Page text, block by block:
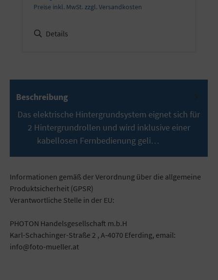
Preise inkl. MwSt. zzgl. Versandkosten
Details
Beschreibung
Das elektrische Hintergrundsystem eignet sich für
2 Hintergrundrollen und wird inklusive einer
kabellosen Fernbedienung geli…
Informationen gemäß der Verordnung über die allgemeine
Produktsicherheit (GPSR)
Verantwortliche Stelle in der EU:
PHOTON Handelsgesellschaft m.b.H
Karl-Schachinger-Straße 2 , A-4070 Eferding, email:
info@foto-mueller.at